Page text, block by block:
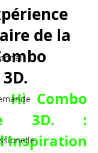
de la
Hi Combo
3D. :